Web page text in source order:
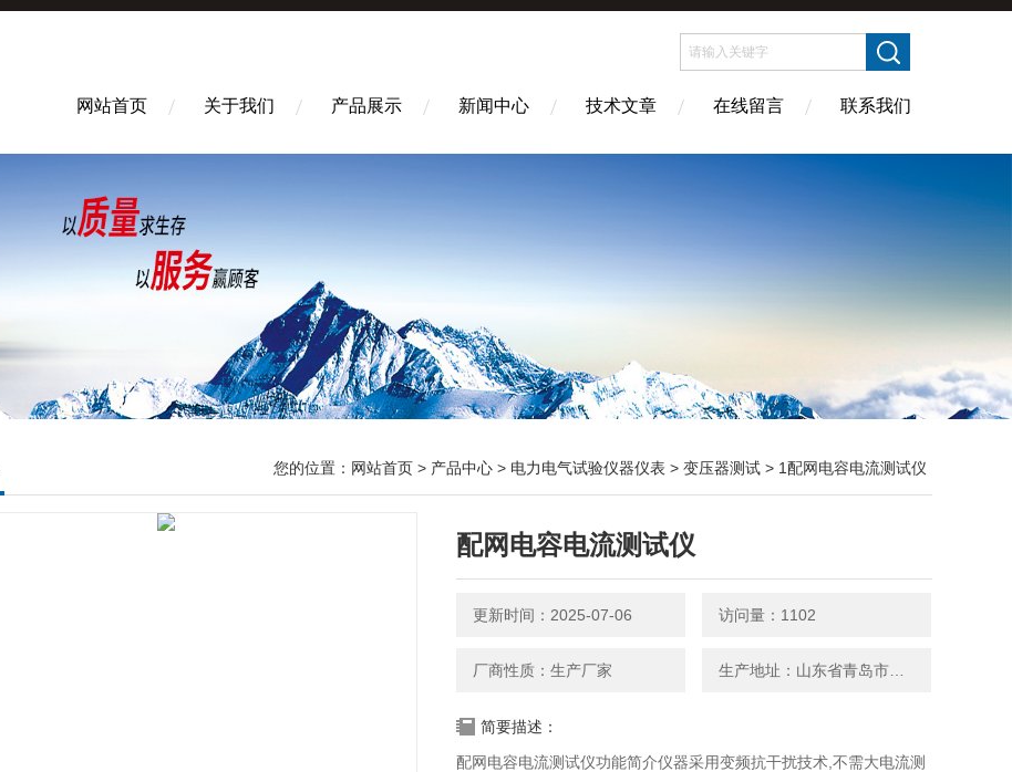
网站首页 关于我们 产品展示 新闻中心 技术文章 在线留言 联系我们
您的位置： 网站首页 > 产品中心 > 电力电气试验仪器仪表 > 变压器测试 > 1配网电容电流测试仪
配网电容电流测试仪
更新时间：2025-07-06 访问量：1102
厂商性质：生产厂家
简要描述：
配网电容电流测试仪功能简介仪器采用变频抗干扰技术,不需大电流测